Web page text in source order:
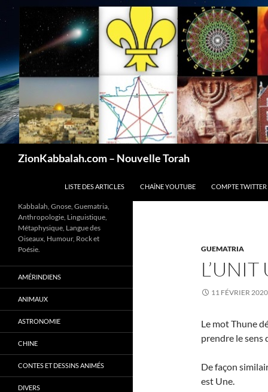
ZionKabbalah.com – Nouvelle Torah
LISTE DES ARTICLES
CHAÎNE YOUTUBE COMPTE TWITTER
GUEMATRIA
L’UNIT
11 FÉVRIER 2020
Le mot Thune
prendre le sens
De façon
est Une.
Kabbalah, Gnose, Guematria,
Anthropologie, Linguistique,
Métaphysique, Langue des
Oiseaux, Humour, Rock et
Poésie.
AMÉRINDIENS
ANIMAUX
ASTRONOMIE
CHINE
CONTES ET DESSINS ANIMÉS
DIVERS